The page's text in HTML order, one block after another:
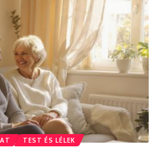
TEST ÉS LÉLEK